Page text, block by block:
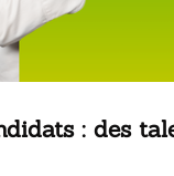
: des